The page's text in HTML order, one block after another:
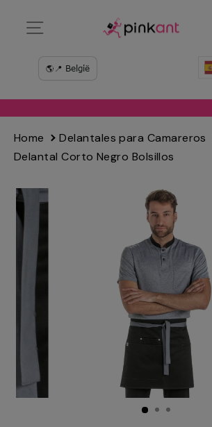
directamente
Home
Delantales para Camareros
Delantal Corto Negro Bolsillos